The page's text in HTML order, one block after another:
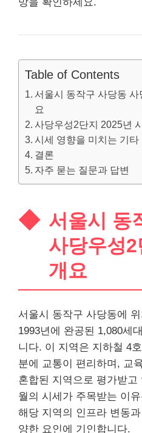
Table of Contents
서울시 동작구 사당동
요
사당우성2단지 2025년
시세 영향을 미치는 기타
결론
자주 묻는 질문과 답변
서울시 동
사당우성
개요
서울시 동작구 사당동에
1993년에 완공된 1,080세
니다. 이 지역은 지하철 4
분에 교통이 편리하며, 교
혼합된 지역으로 평가받
월의 시세가 주목받는 이
해당 지역의 인프라 변동
양한 요인에 기인합니다.